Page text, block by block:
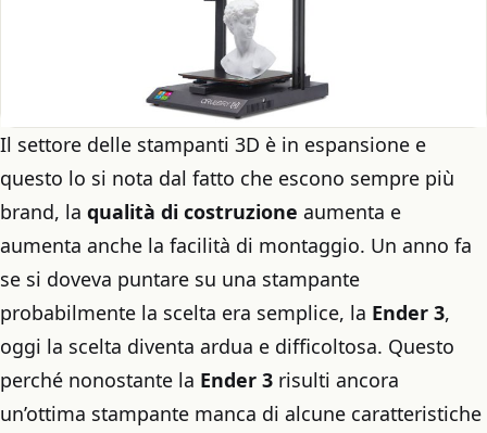
Il settore delle stampanti 3D è in espansione e
questo lo si nota dal fatto che escono sempre più
brand, la qualità di costruzione aumenta e
aumenta anche la facilità di montaggio. Un anno fa
se si doveva puntare su una stampante
probabilmente la scelta era semplice, la Ender 3,
oggi la scelta diventa ardua e difficoltosa. Questo
perché nonostante la Ender 3 risulti ancora
un’ottima stampante manca di alcune caratteristiche